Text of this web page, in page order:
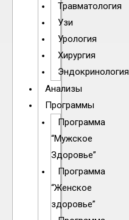
Травматология
Узи
Урология
Хирургия
Эндокринология
Анализы
Программы
Программа
“Мужское
Здоровье”
Программа
“Женское
здоровье”